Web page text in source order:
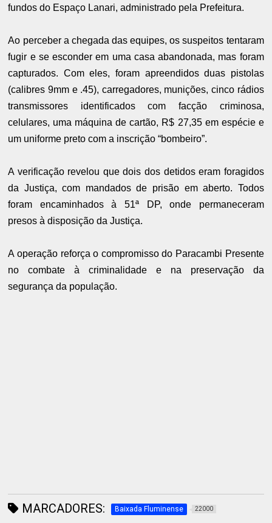
fundos do Espaço Lanari, administrado pela Prefeitura.
Ao perceber a chegada das equipes, os suspeitos tentaram
fugir e se esconder em uma casa abandonada, mas foram
capturados. Com eles, foram apreendidos duas pistolas
(calibres 9mm e .45), carregadores, munições, cinco rádios
transmissores identificados com facção criminosa,
celulares, uma máquina de cartão, R$ 27,35 em espécie e
um uniforme preto com a inscrição “bombeiro”.
A verificação revelou que dois dos detidos eram foragidos
da Justiça, com mandados de prisão em aberto. Todos
foram encaminhados à 51ª DP, onde permaneceram
presos à disposição da Justiça.
A operação reforça o compromisso do Paracambi Presente
no combate à criminalidade e na preservação da
segurança da população.
MARCADORES: Baixada Fluminense 22000